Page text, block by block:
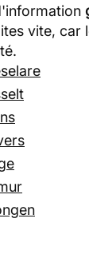
vite, car